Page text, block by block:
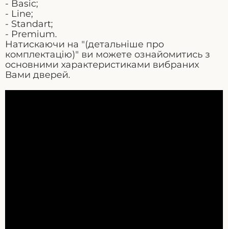
- Basic;
- Line;
- Standart;
- Premium.
Натискаючи на "(детальніше про
комплектацію)" ви можете ознайомитись з
основними характеристиками вибраних
Вами дверей.